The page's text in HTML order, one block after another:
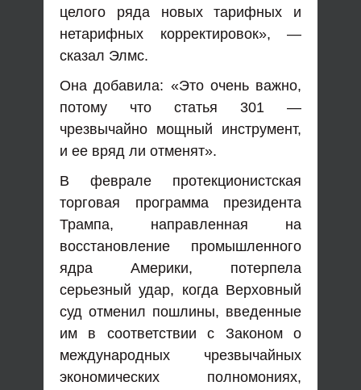
целого ряда новых тарифных и
нетарифных корректировок», —
сказал Элмс.
Она добавила: «Это очень важно,
потому что статья 301 —
чрезвычайно мощный инструмент,
и ее вряд ли отменят».
В феврале протекционистская
торговая программа президента
Трампа, направленная на
восстановление промышленного
ядра Америки, потерпела
серьезный удар, когда Верховный
суд отменил пошлины, введенные
им в соответствии с Законом о
международных чрезвычайных
экономических полномониях,